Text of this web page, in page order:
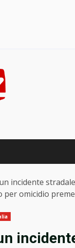
incidente
per omicidio